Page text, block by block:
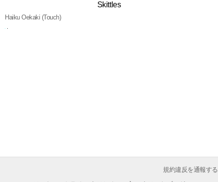
Skittles
Haiku Oekaki (Touch)
規約違反を通報する